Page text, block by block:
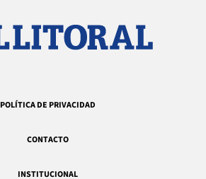
POLÍTICA DE PRIVACIDAD
CONTACTO
INSTITUCIONAL